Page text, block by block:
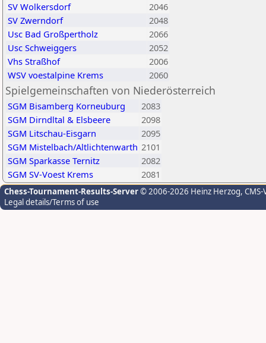
SV Wolkersdorf
2046
SV Zwerndorf
2048
Usc Bad Großpertholz
2066
Usc Schweiggers
2052
Vhs Straßhof
2006
WSV voestalpine Krems
2060
Spielgemeinschaften von Niederösterreich
SGM Bisamberg Korneuburg
2083
SGM Dirndltal & Elsbeere
2098
SGM Litschau-Eisgarn
2095
SGM Mistelbach/Altlichtenwarth 2101
SGM Sparkasse Ternitz
2082
SGM SV-Voest Krems
2081
Chess-Tournament-Results-Server© 2006-2026 Heinz Herzog,
Legal details/Terms of use